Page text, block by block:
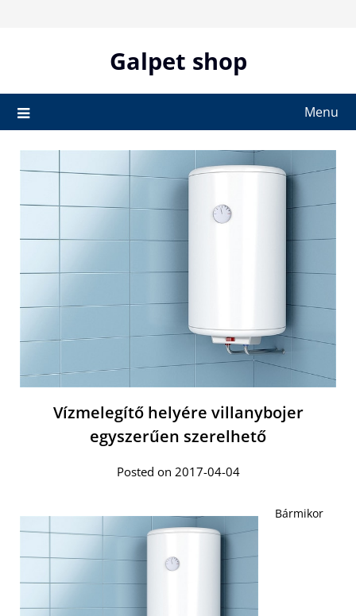
Galpet shop
Menu
Vízmelegítő helyére villanybojer
egyszerűen szerelhető
Posted on 2017-04-04
Bármikor